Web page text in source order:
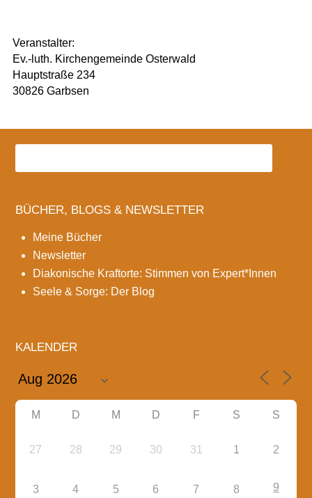
Veranstalter:
Ev.-luth. Kirchengemeinde Osterwald
Hauptstraße 234
30826 Garbsen
BÜCHER, BLOGS & NEWSLETTER
Meine Bücher
Newsletter
Diakonische Kraftorte: Stimmen von Expert*Innen
Seele & Sorge: Der Blog
KALENDER
M D M D F S S
27 28 29 30 31 1 2
3 4 5 6 7 8 9